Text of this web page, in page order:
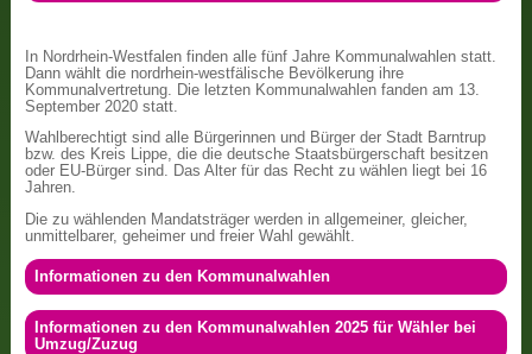
In Nordrhein-Westfalen finden alle fünf Jahre Kommunalwahlen statt.
Dann wählt die nordrhein-westfälische Bevölkerung ihre
Kommunalvertretung. Die letzten Kommunalwahlen fanden am 13.
September 2020 statt.
Wahlberechtigt sind alle Bürgerinnen und Bürger der Stadt Barntrup
bzw. des Kreis Lippe, die die deutsche Staatsbürgerschaft besitzen
oder EU-Bürger sind. Das Alter für das Recht zu wählen liegt bei 16
Jahren.
Die zu wählenden Mandatsträger werden in allgemeiner, gleicher,
unmittelbarer, geheimer und freier Wahl gewählt.
Informationen zu den Kommunalwahlen
Informationen zu den Kommunalwahlen 2025 für Wähler bei
Umzug/Zuzug